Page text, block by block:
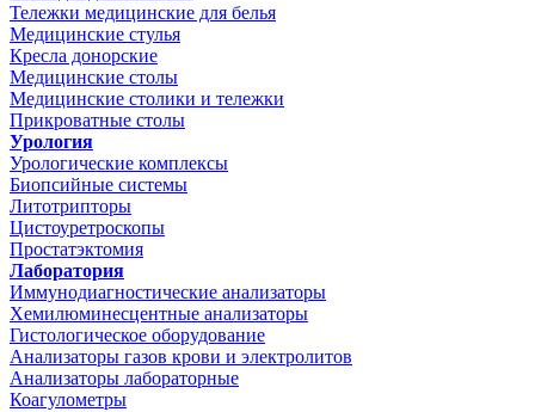
Тележки медицинские для белья
Медицинские стулья
Кресла донорские
Медицинские столы
Медицинские столики и тележки
Прикроватные столы
Урология
Урологические комплексы
Биопсийные системы
Литотрипторы
Цистоуретроскопы
Простатэктомия
Лаборатория
Иммунодиагностические анализаторы
Хемилюминесцентные анализаторы
Гистологическое оборудование
Анализаторы газов крови и электролитов
Анализаторы лабораторные
Коагулометры